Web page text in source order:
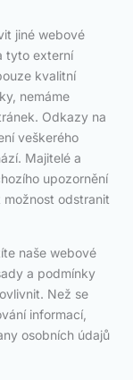
jiné webové
tyto externí
kvalitní
nemáme
Odkazy na
veškerého
Majitelé a
upozornění
odstranit
naše webové
a podmínky
Než se
informací,
osobních údajů